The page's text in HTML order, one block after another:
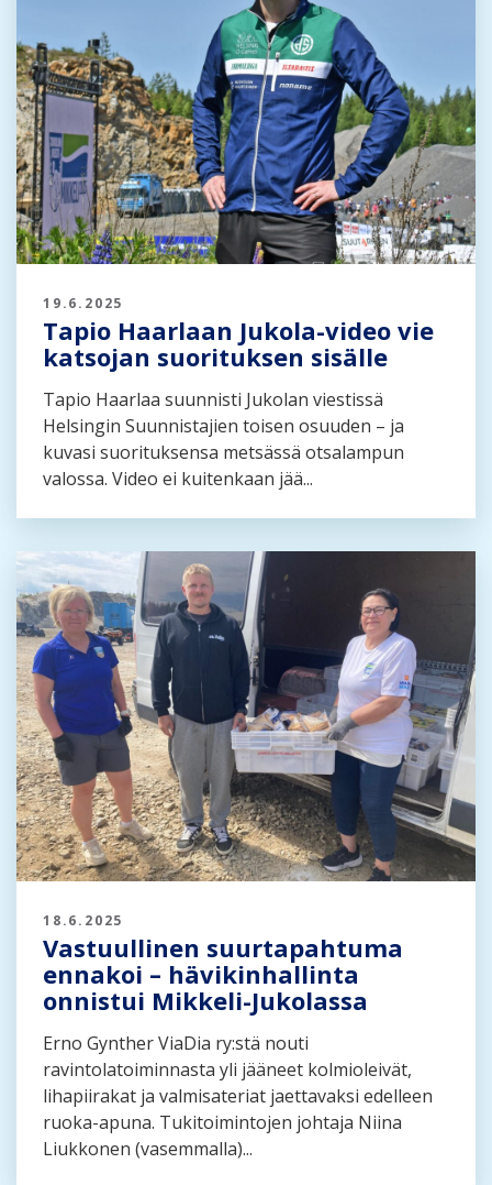
19.6.2025
Tapio Haarlaan Jukola-video vie
katsojan suorituksen sisälle
Tapio Haarlaa suunnisti Jukolan viestissä
Helsingin Suunnistajien toisen osuuden – ja
kuvasi suorituksensa metsässä otsalampun
valossa. Video ei kuitenkaan jää...
18.6.2025
Vastuullinen suurtapahtuma
ennakoi – hävikinhallinta
onnistui Mikkeli-Jukolassa
Erno Gynther ViaDia ry:stä nouti
ravintolatoiminnasta yli jääneet kolmioleivät,
lihapiirakat ja valmisateriat jaettavaksi edelleen
ruoka-apuna. Tukitoimintojen johtaja Niina
Liukkonen (vasemmalla)...